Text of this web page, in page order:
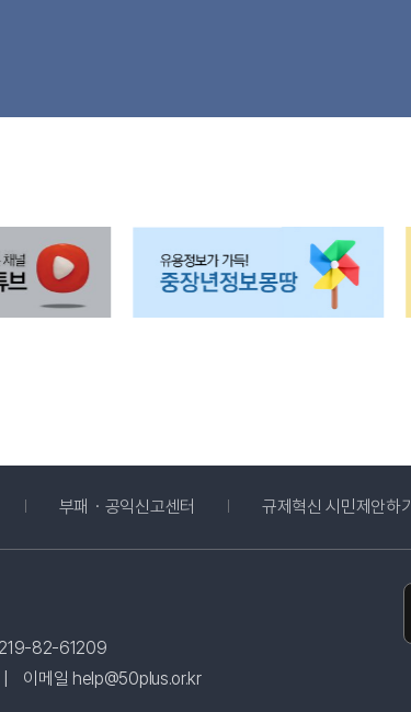
부패・공익신고센터 새창 열림 규제혁신 시민제안하기
219-82-61209
이메일 help@50plus.or.kr